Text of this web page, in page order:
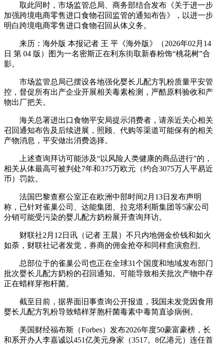
取此同时，市场监管总局、商务部结合发布《关于进一步
加强跨境电商零售进口食物召回监管的通知布告》，以进一步
明白跨境电商零售进口食物召回从体义务。
来历：海外版 本报记者 王 平《海外版》（2026年02月14
日 第 04 版）图为一名密斯正在利东街取新春粉饰“桃花树”合
影。
市场监管总局已摆设各地强化婴长儿配方乳粉质量平安管
控，督促所有出产企业开展相关毒素检测，严酷原料验收和产
物出厂把关。
海关总署进出口食物平安局提示消费者，请亲近关心相关
召回通知布告及后续进展，照顾、代购等渠道可能保有的相关
产物消息，平安做出消费选择。
上述查询拜访可能涉及“以风险人类健康的商品进行”的，
相关从体最高可被判处7年和375万欧元（约合3075万人平易近
币）罚款。
法国巴黎查察公室正在欧洲中部时间2月13日发布声明
称，已针对雀巢公司、达能集团、拉克塔利斯集团等5家公司
分销可能受污染的婴儿配方奶粉展开查询拜访。
财联社2月12日讯（记者 王晨）不只内地佣金价钱和如火
如荼，财联社记者发觉，券商的佣金抢夺和同样愈演愈烈。
总部位于的雀巢公司也正在全球31个国度和地域发布部门
批次婴长儿配方奶粉的召回通知。可能导致相关批次产物中存
正在蜡样芽孢杆菌。
截至目前，据界面旧事查询公开报道，我国未发觉因食用
婴长儿配方乳粉导致蜡样芽胞杆菌毒素中毒简直诊病例。
美国财经福布斯（Forbes）发布2026年度50豪富豪榜，长
和系开办人李嘉诚以451亿美元身家（3517。8亿港元）连任首